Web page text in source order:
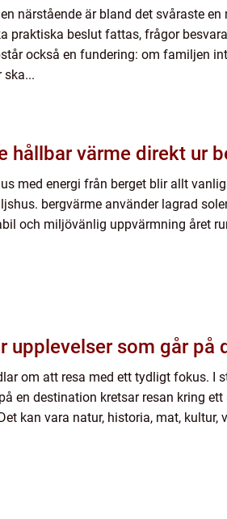
närstående är bland det svåraste
praktiska beslut fattas, frågor
också en fundering: om familjen
ska...
Bergvärme hållbar värme direkt
med energi från berget blir allt
bergvärme använder lagrad
och miljövänlig uppvärmning året
Temaresor upplevelser som går
om att resa med ett tydligt fokus. I
en destination kretsar resan kring ett
kan vara natur, historia, mat, kultur,